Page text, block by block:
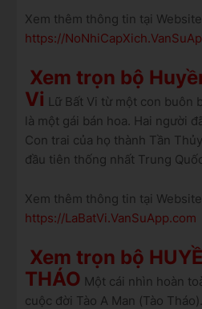
Xem thêm thông tin tại
https://
Xem trọn bộ
Vi Lữ Bất Vi từ một con buôn
là một gái bán hoa. Hai người
Con trai của họ thành Tần
đầu tiên thống nhất Trung
Xem thêm thông tin tại
https://LaBatVi.VanSuApp.com
Xem trọn bộ
THÁO Một cái nhìn hoàn
cuộc đời Tào A Man (Tào Tháo).